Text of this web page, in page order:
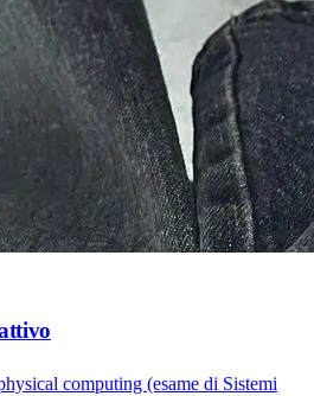
computing (esame di Sistemi